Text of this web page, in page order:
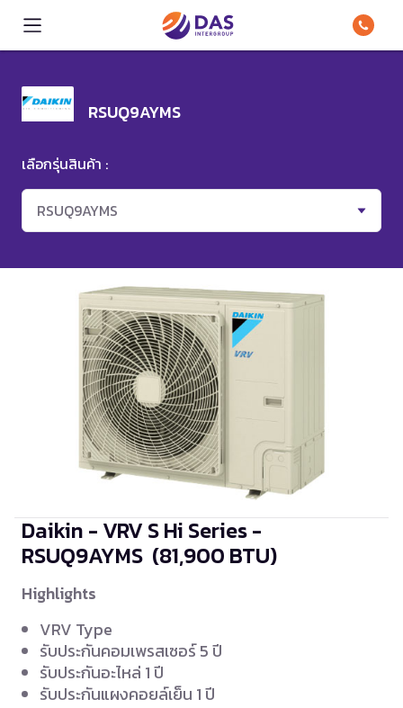
RSUQ9AYMS
เลือกรุ่นสินค้า :
RSUQ9AYMS
Daikin - VRV S Hi Series -
RSUQ9AYMS (81,900 BTU)
Highlights
VRV Type
รับประกันคอมเพรสเซอร์ 5 ปี
รับประกันอะไหล่ 1 ปี
รับประกันแผงคอยล์เย็น 1 ปี